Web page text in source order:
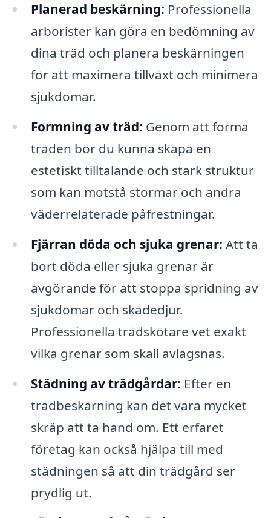
Planerad beskärning: Professionella
arborister kan göra en bedömning av
dina träd och planera beskärningen
för att maximera tillväxt och minimera
sjukdomar.
Formning av träd: Genom att forma
träden bör du kunna skapa en
estetiskt tilltalande och stark struktur
som kan motstå stormar och andra
väderrelaterade påfrestningar.
Fjärran döda och sjuka grenar: Att ta
bort döda eller sjuka grenar är
avgörande för att stoppa spridning av
sjukdomar och skadedjur.
Professionella trädskötare vet exakt
vilka grenar som skall avlägsnas.
Städning av trädgårdar: Efter en
trädbeskärning kan det vara mycket
skräp att ta hand om. Ett erfaret
företag kan också hjälpa till med
städningen så att din trädgård ser
prydlig ut.